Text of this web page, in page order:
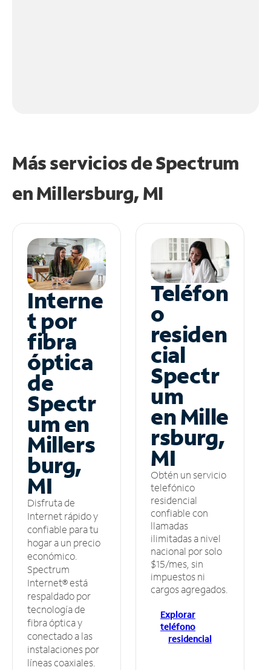
Más servicios de Spectrum
enMillersburg, MI
Interne
t por
fibra
óptica
de
Spectr
um en
Millers
burg,
MI
Disfruta de
Internet rápido y
confiable para tu
hogar a un precio
económico.
Spectrum
Internet® está
respaldado por
tecnología de
fibra óptica y
conectado a las
instalaciones por
líneas coaxiales.
Teléfon
o
residen
cial
Spectr
um
en Mille
rsburg,
MI
Obtén un servicio
telefónico
residencial
confiable con
llamadas
ilimitadas a nivel
nacional por solo
$15/mes, sin
impuestos ni
cargos agregados.
Explorar
teléfono
residencial